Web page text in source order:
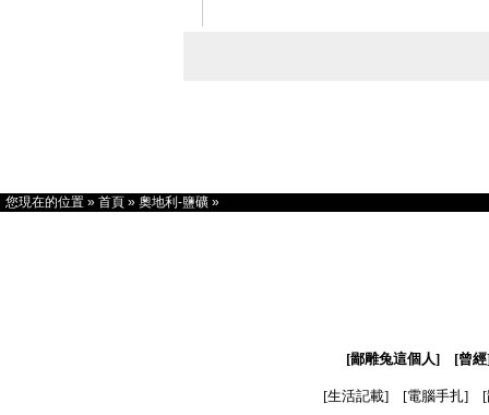
您現在的位置 » 首頁 » 奧地利-鹽礦 »
[鄙雕兔這個人] [曾經
[生活記載] [電腦手扎] [